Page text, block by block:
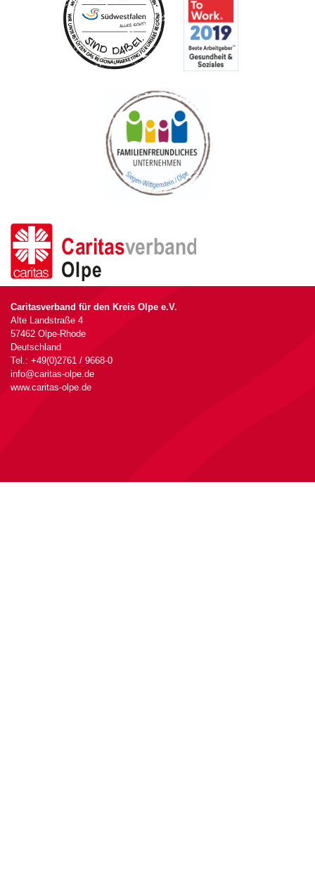
Caritasverband für den Kreis Olpe e.V.
Alte Landstraße 4
57462 Olpe-Rhode
Deutschland
Tel.: +49(0)2761 / 9668-0
info@caritas-olpe.de
www.caritas-olpe.de